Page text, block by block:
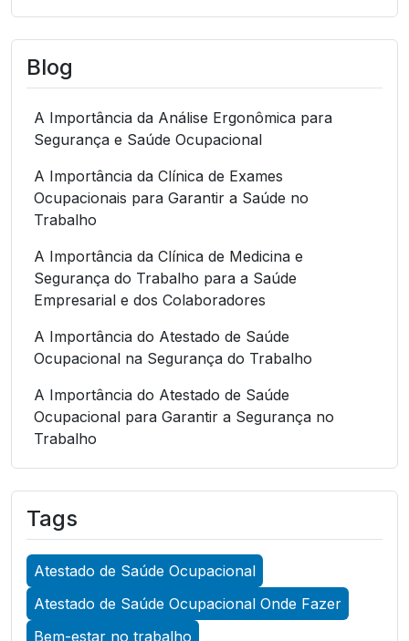
Blog
A Importância da Análise Ergonômica para
Segurança e Saúde Ocupacional
A Importância da Clínica de Exames
Ocupacionais para Garantir a Saúde no
Trabalho
A Importância da Clínica de Medicina e
Segurança do Trabalho para a Saúde
Empresarial e dos Colaboradores
A Importância do Atestado de Saúde
Ocupacional na Segurança do Trabalho
A Importância do Atestado de Saúde
Ocupacional para Garantir a Segurança no
Trabalho
A Importância do Atestado de Saúde
Ocupacional para Garantir a Segurança no
Trabalho
A Importância do Atestado de Saúde
Ocupacional para Promover a Segurança no
Trabalho
A Importância do Exame Admissional para
Tags
Atestado de Saúde Ocupacional
Atestado de Saúde Ocupacional Onde Fazer
Bem-estar no trabalho